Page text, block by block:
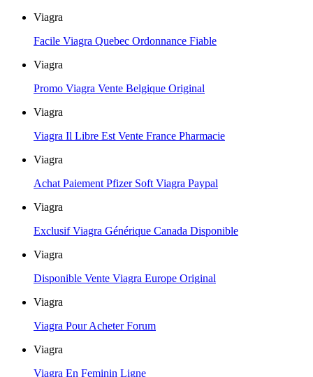
Viagra
Facile Viagra Quebec Ordonnance Fiable
Viagra
Promo Viagra Vente Belgique Original
Viagra
Viagra Il Libre Est Vente France Pharmacie
Viagra
Achat Paiement Pfizer Soft Viagra Paypal
Viagra
Exclusif Viagra Générique Canada Disponible
Viagra
Disponible Vente Viagra Europe Original
Viagra
Viagra Pour Acheter Forum
Viagra
Viagra En Feminin Ligne